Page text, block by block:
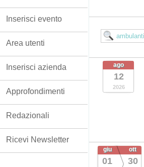
ago
12
2026
giu
01
ott
30
Inserisci evento
Area utenti
Inserisci azienda
Approfondimenti
Redazionali
Ricevi Newsletter